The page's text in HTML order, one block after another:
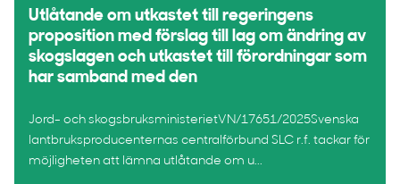
Utlåtande om utkastet till regeringens
proposition med förslag till lag om ändring av
skogslagen och utkastet till förordningar som
har samband med den
Jord- och skogsbruksministerietVN/17651/2025Svenska
lantbruksproducenternas centralförbund SLC r.f. tackar för
möjligheten att lämna utlåtande om u...